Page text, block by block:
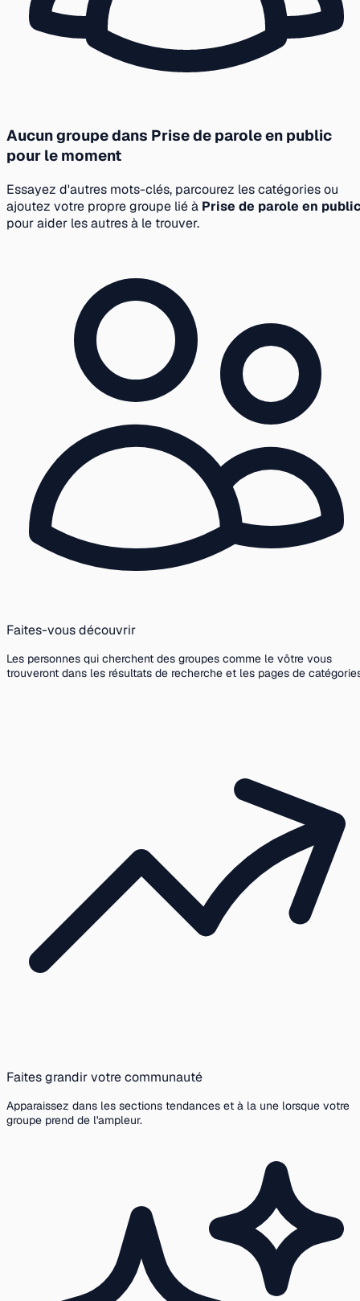
Aucun groupe dans Prise de parole en public
pour le moment
Essayez d'autres mots-clés, parcourez les catégories ou
ajoutez votre propre groupe lié à Prise de parole en
pour aider les autres à le trouver.
Faites-vous découvrir
Les personnes qui cherchent des groupes comme le vôtre vous
trouveront dans les résultats de recherche et les pages de
Faites grandir votre communauté
Apparaissez dans les sections tendances et à la une lorsque votre
groupe prend de l'ampleur.